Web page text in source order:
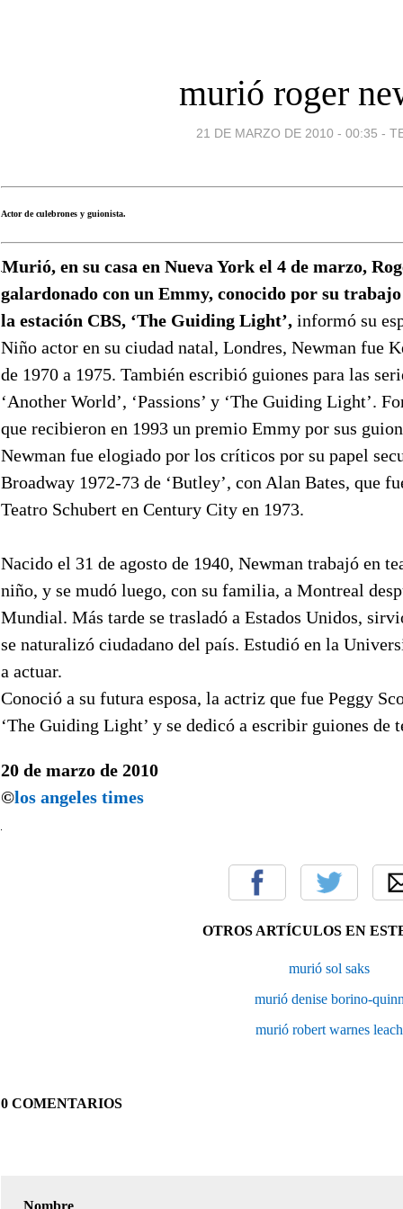
murió roger
21 DE MARZO DE 2010 - 00:35 -
Actor de culebrones y guionista.
Murió, en su casa en Nueva York el 4 de marzo,
galardonado con un Emmy, conocido por su
la estación CBS, ‘The Guiding Light’, informó su
Niño actor en su ciudad natal, Londres, Newman fue
de 1970 a 1975. También escribió guiones para las
‘Another World’, ‘Passions’ y ‘The Guiding Light’.
que recibieron en 1993 un premio Emmy por sus
Newman fue elogiado por los críticos por su papel
Broadway 1972-73 de ‘Butley’, con Alan Bates, que
Teatro Schubert en Century City en 1973.
Nacido el 31 de agosto de 1940, Newman trabajó en
niño, y se mudó luego, con su familia, a Montreal
Mundial. Más tarde se trasladó a Estados Unidos,
se naturalizó ciudadano del país. Estudió en la
a actuar.
Conoció a su futura esposa, la actriz que fue Peggy
‘The Guiding Light’ y se dedicó a escribir guiones de
20 de marzo de 2010
©los angeles times
OTROS ARTÍCULOS EN
murió sol saks
murió denise borino-quinn
murió robert warnes leach
0 COMENTARIOS
Nombre